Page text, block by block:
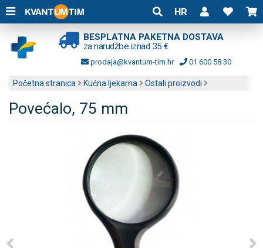
HR
BESPLATNA PAKETNA DOSTAVA
za narudžbe iznad 35 €
prodaja@kvantum-tim.hr 01 600 58 30
Početna stranica Kućna ljekarna Ostali proizvodi
Povećalo, 75 mm